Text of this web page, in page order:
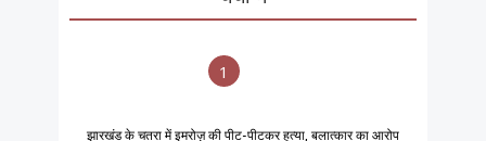
1
झारखंड के चतरा में इमरोज़ की पीट-पीटकर हत्या, बलात्कार का आरोप